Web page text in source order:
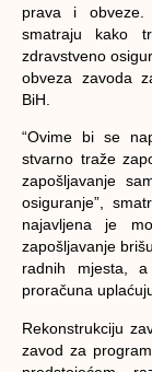
prava i obveze.
smatraju kako
zdravstveno
obveza zavoda
BiH.
“Ovime bi se
stvarno traže
zapošljavanje
osiguranje”,
najavljena je
zapošljavanje
radnih mjesta,
proračuna
Rekonstrukciju
zavod za